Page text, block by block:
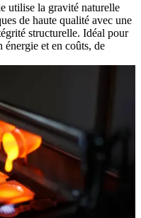
utilise la gravité naturelle
de haute qualité avec une
structurelle. Idéal pour
énergie et en coûts, de